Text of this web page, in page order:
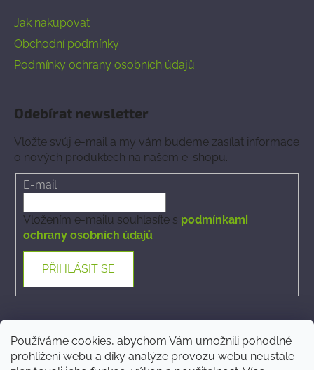
Používáme cookies, abychom Vám umožnili pohodlné
prohlížení webu a díky analýze provozu webu neustále
Jak nakupovat
Obchodní podmínky
Podmínky ochrany osobních údajů
Odebírat newsletter
Vložte svůj e-mail a my vám budeme zasílat informace
o nových produktech na našem e-shopu.
E-mail
Vložením e-mailu souhlasíte s podmínkami
ochrany osobních údajů
PŘIHLÁSIT SE
Kontakt